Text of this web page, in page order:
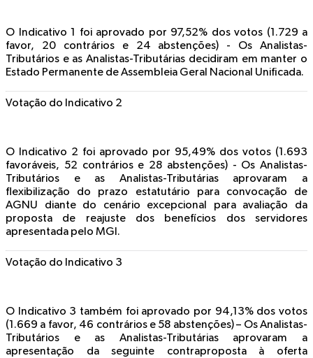
O Indicativo 1 foi aprovado por 97,52% dos votos (1.729 a
favor, 20 contrários e 24 abstenções) - Os Analistas-
Tributários e as Analistas-Tributárias decidiram em manter o
Estado Permanente de Assembleia Geral Nacional Unificada.
Votação do Indicativo 2
O Indicativo 2 foi aprovado por 95,49% dos votos (1.693
favoráveis, 52 contrários e 28 abstenções) - Os Analistas-
Tributários e as Analistas-Tributárias aprovaram a
flexibilização do prazo estatutário para convocação de
AGNU diante do cenário excepcional para avaliação da
proposta de reajuste dos benefícios dos servidores
apresentada pelo MGI.
Votação do Indicativo 3
O Indicativo 3 também foi aprovado por 94,13% dos votos
(1.669 a favor, 46 contrários e 58 abstenções) – Os Analistas-
Tributários e as Analistas-Tributárias aprovaram a
apresentação da seguinte contraproposta à oferta